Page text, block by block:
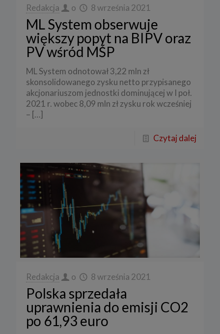
Redakcja o 8 września 2021
ML System obserwuje
większy popyt na BIPV oraz
PV wśród MŚP
ML System odnotował 3,22 mln zł
skonsolidowanego zysku netto przypisanego
akcjonariuszom jednostki dominującej w I poł.
2021 r. wobec 8,09 mln zł zysku rok wcześniej
– […]
Czytaj dalej
Redakcja o 8 września 2021
Polska sprzedała
uprawnienia do emisji CO2
po 61,93 euro